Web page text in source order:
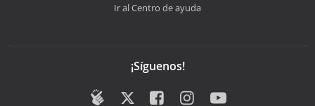
Ir al Centro de ayuda
¡Síguenos!